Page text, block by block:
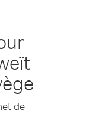
de